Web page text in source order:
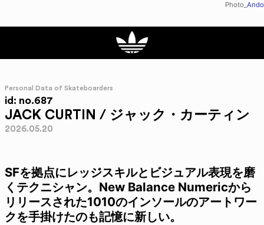
Photo_ Ando
Personal Data of Skateboarders
id: no.687
JACK CURTIN / ジャック・カーティン
2026.05.20
SFを拠点にレッジスキルとビジュアル表現を磨
くテクニシャン。New Balance Numericから
リリースされた1010のインソールのアートワー
クを手掛けたのも記憶に新しい。